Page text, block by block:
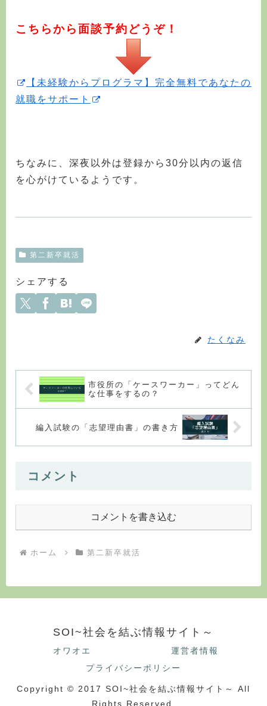
こちらから面談予約どうぞ！
【未経験からプログラマ】完全無料であなたの
就職をサポート
ちなみに、深夜以外は登録から30分以内の返信
を心がけているようです。
第二新卒就活
シェアする
たくなみ
市役所の「ケースワーカー」ってどん
な仕事をするの？
編入試験の「志望理由書」の書き方
コメント
コメントを書き込む
ホーム 第二新卒就活
SOI~社会を結ぶ情報サイト～
オワオエ
運営者情報
プライバシーポリシー
Copyright © 2017 SOI~社会を結ぶ情報サイト～ All
Rights Reserved.